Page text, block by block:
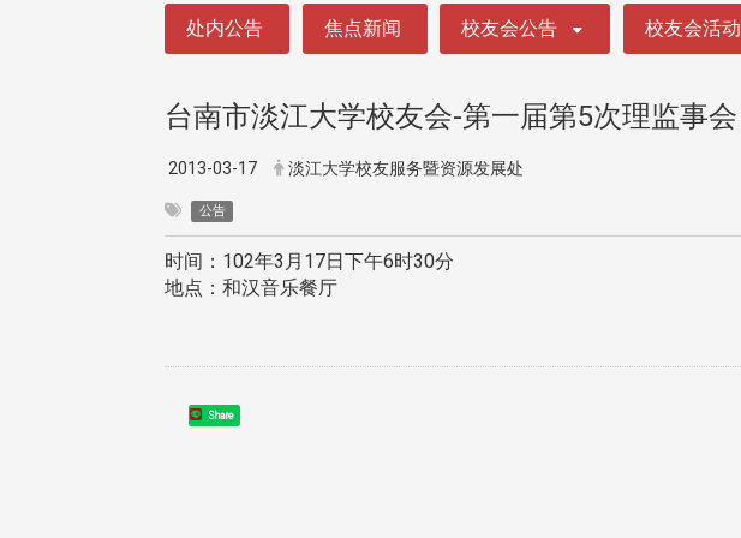
处内公告 焦点新闻 校友会公告 校友会活动
台南市淡江大学校友会-第一届第5次理监事会
2013-03-17 淡江大学校友服务暨资源发展处
公告
时间：102年3月17日下午6时30分
地点：和汉音乐餐厅
Share